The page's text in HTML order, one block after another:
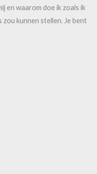
en waarom doe ik zoals ik
zou kunnen stellen. Je bent